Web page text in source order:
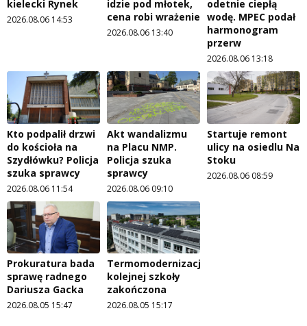
kielecki Rynek
2026.08.06 14:53
idzie pod młotek,
cena robi wrażenie
2026.08.06 13:40
odetnie ciepłą
wodę. MPEC podał
harmonogram
przerw
2026.08.06 13:18
Kto podpalił drzwi
do kościoła na
Szydłówku? Policja
szuka sprawcy
2026.08.06 11:54
Akt wandalizmu
na Placu NMP.
Policja szuka
sprawcy
2026.08.06 09:10
Startuje remont
ulicy na osiedlu Na
Stoku
2026.08.06 08:59
Prokuratura bada
sprawę radnego
Dariusza Gacka
2026.08.05 15:47
Termomodernizacja
kolejnej szkoły
zakończona
2026.08.05 15:17